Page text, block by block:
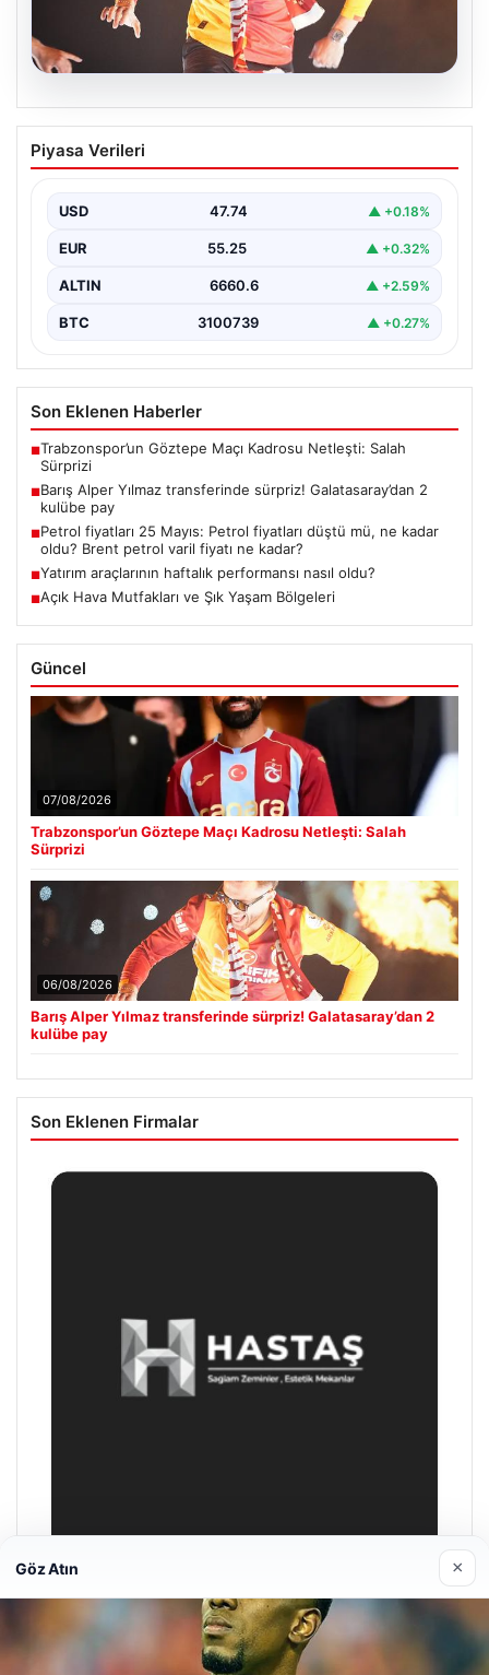
06.08.2026
Barış Alper Yılmaz transferinde sürpriz!
Galatasaray’dan 2 kulübe pay
Piyasa Verileri
USD 47.74 ▲ +0.18%
EUR 55.25 ▲ +0.32%
ALTIN 6660.6 ▲ +2.59%
BTC 3100739 ▲ +0.27%
Son Eklenen Haberler
■Trabzonspor’un Göztepe Maçı Kadrosu Netleşti: Salah
Sürprizi
■Barış Alper Yılmaz transferinde sürpriz! Galatasaray’dan 2
kulübe pay
■Petrol fiyatları 25 Mayıs: Petrol fiyatları düştü mü, ne kadar
oldu? Brent petrol varil fiyatı ne kadar?
■Yatırım araçlarının haftalık performansı nasıl oldu?
■Açık Hava Mutfakları ve Şık Yaşam Bölgeleri
Güncel
07/08/2026
Trabzonspor’un Göztepe Maçı Kadrosu Netleşti: Salah
Sürprizi
06/08/2026
Barış Alper Yılmaz transferinde sürpriz! Galatasaray’dan 2
kulübe pay
Son Eklenen Firmalar
Prenses Night Club
29/04/2026
Göz Atın ×